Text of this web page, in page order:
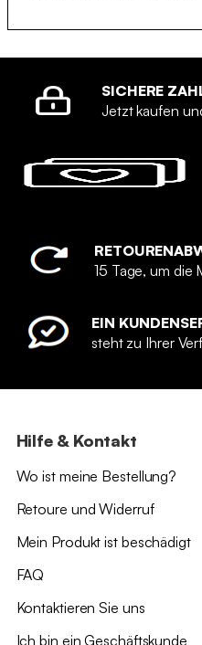
SICHERE
Jetzt kaufen
15 Tage, um die
EIN
steht zu Ihrer
Hilfe & Kontakt
Wo ist meine Bestellung?
Retoure und Widerruf
Mein Produkt ist beschädigt
FAQ
Kontaktieren Sie uns
Ich bin ein Geschäftskunde